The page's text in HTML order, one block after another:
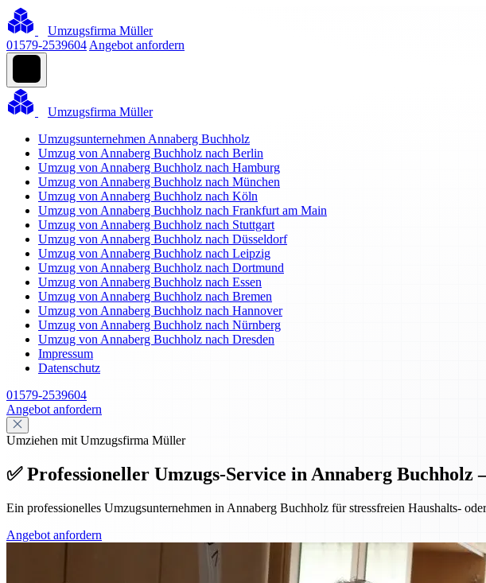
Umzugsfirma Müller
01579-2539604 Angebot anfordern
Umzugsfirma Müller
Umzugsunternehmen Annaberg Buchholz
Umzug von Annaberg Buchholz nach Berlin
Umzug von Annaberg Buchholz nach Hamburg
Umzug von Annaberg Buchholz nach München
Umzug von Annaberg Buchholz nach Köln
Umzug von Annaberg Buchholz nach Frankfurt am Main
Umzug von Annaberg Buchholz nach Stuttgart
Umzug von Annaberg Buchholz nach Düsseldorf
Umzug von Annaberg Buchholz nach Leipzig
Umzug von Annaberg Buchholz nach Dortmund
Umzug von Annaberg Buchholz nach Essen
Umzug von Annaberg Buchholz nach Bremen
Umzug von Annaberg Buchholz nach Hannover
Umzug von Annaberg Buchholz nach Nürnberg
Umzug von Annaberg Buchholz nach Dresden
Impressum
Datenschutz
01579-2539604
Angebot anfordern
Umziehen mit Umzugsfirma Müller
✅ Professioneller Umzugs-Service in Annaberg Buchholz
Ein professionelles Umzugsunternehmen in Annaberg Buchholz für stressfreien Haushalts-
Angebot anfordern